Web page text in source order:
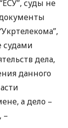
“ЕСУ”, суды не
судами
дела,
данного
а дело –
–